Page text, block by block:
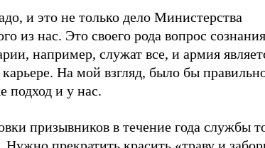
и это не только дело Министерства
из нас. Это своего рода вопрос сознания
например, служат все, и армия
На мой взгляд, было бы
подход и у нас.
призывников в течение года службы